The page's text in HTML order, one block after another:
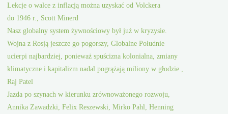
Lekcje o walce z inflacją można uzyskać od Volckera
do 1946 r., Scott Minerd
Nasz globalny system żywnościowy był już w kryzysie.
Wojna z Rosją jeszcze go pogorszy, Globalne Południe
ucierpi najbardziej, ponieważ spuścizna kolonialna, zmiany
klimatyczne i kapitalizm nadal pogrążają miliony w głodzie.,
Raj Patel
Jazda po szynach w kierunku zrównoważonego rozwoju,
Annika Zawadzki, Felix Reszewski, Mirko Pahl, Henning